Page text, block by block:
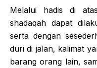
Melalui hadis di
shadaqah dapat
serta dengan
duri di jalan, kalimat
barang orang lain,